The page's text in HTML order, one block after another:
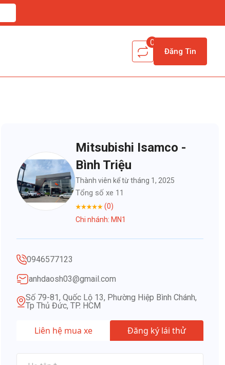
0
Đăng Tin
Mitsubishi Isamco -
Bình Triệu
Thành viên kể từ tháng 1, 2025
Tổng số xe 11
(0)
Chi nhánh: MN1
0946577123
anhdaosh03@gmail.com
Số 79-81, Quốc Lộ 13, Phường Hiệp Bình Chánh,
Tp Thủ Đức, TP. HCM
Liên hệ mua xe Đăng ký lái thử